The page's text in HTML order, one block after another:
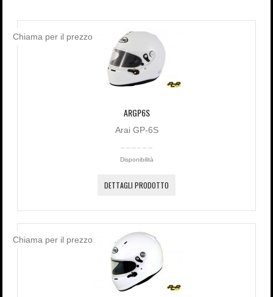
Chiama per il prezzo
ARGP6S
Arai GP-6S
Disponibilità
DETTAGLI PRODOTTO
Chiama per il prezzo